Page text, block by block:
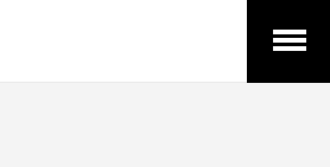
Open